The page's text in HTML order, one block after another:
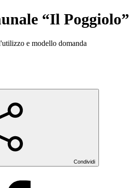
“Il Poggiolo”
e modello domanda
Condividi